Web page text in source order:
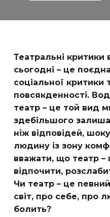
Театральні
сьогодні – це
соціальної критики
повсякденності.
театр – це той вид
здебільшого
ніж відповідей,
людину із зону
вважати, що театр –
відпочити,
Чи театр – це
світ, про себе, про
болить?